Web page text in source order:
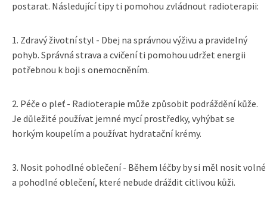
postarat. Následující tipy ti pomohou zvládnout radioterapii:
1. Zdravý životní styl - Dbej na správnou výživu a pravidelný
pohyb. Správná strava a cvičení ti pomohou udržet energii
potřebnou k boji s onemocněním.
2. Péče o pleť - Radioterapie může způsobit podráždění kůže.
Je důležité používat jemné mycí prostředky, vyhýbat se
horkým koupelím a používat hydratační krémy.
3. Nosit pohodlné oblečení - Během léčby by si měl nosit volné
a pohodlné oblečení, které nebude dráždit citlivou kůži.